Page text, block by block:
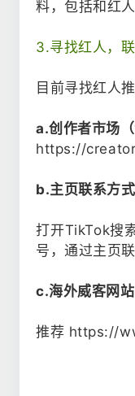
料，包括和红
3.寻找红人，联
目前寻找红人
a.创作者市场（
https://
b.主页联系方式
打开TikTok搜
号，通过主页联
c.海外威客网站
推荐 https://